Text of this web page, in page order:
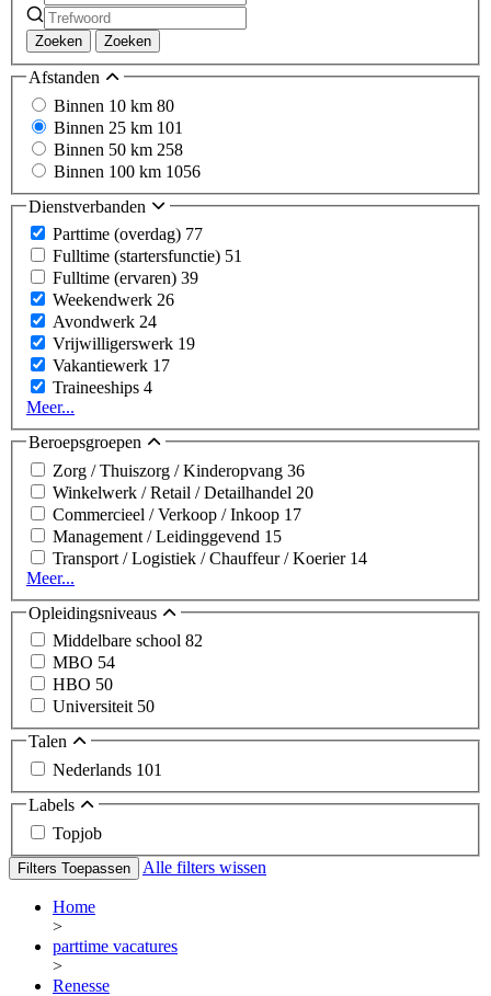
Zoeken Zoeken
Afstanden
Binnen 10 km 80
Binnen 25 km 101
Binnen 50 km 258
Binnen 100 km 1056
Dienstverbanden
Parttime (overdag) 77
Fulltime (startersfunctie) 51
Fulltime (ervaren) 39
Weekendwerk 26
Avondwerk 24
Vrijwilligerswerk 19
Vakantiewerk 17
Traineeships 4
Meer...
Beroepsgroepen
Zorg / Thuiszorg / Kinderopvang 36
Winkelwerk / Retail / Detailhandel 20
Commercieel / Verkoop / Inkoop 17
Management / Leidinggevend 15
Transport / Logistiek / Chauffeur / Koerier 14
Meer...
Opleidingsniveaus
Middelbare school 82
MBO 54
HBO 50
Universiteit 50
Talen
Nederlands 101
Labels
Topjob
Filters Toepassen Alle filters wissen
Home
>
parttime vacatures
>
Renesse